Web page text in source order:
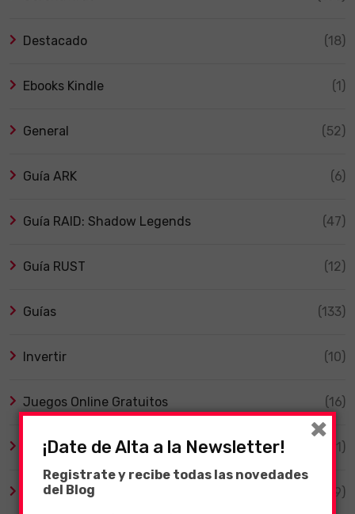
Destacado (18)
Ebooks Kindle (1)
General (52)
Guía ARK (6)
Guía RAID: Shadow Legends (47)
Guía RUST (12)
Guías (133)
Invertir (10)
Juegos Online Gratuitos (16)
Merchandising (1)
Oraciones (19)
¡Date de Alta a la Newsletter!
Registrate y recibe todas las novedades
del Blog
×